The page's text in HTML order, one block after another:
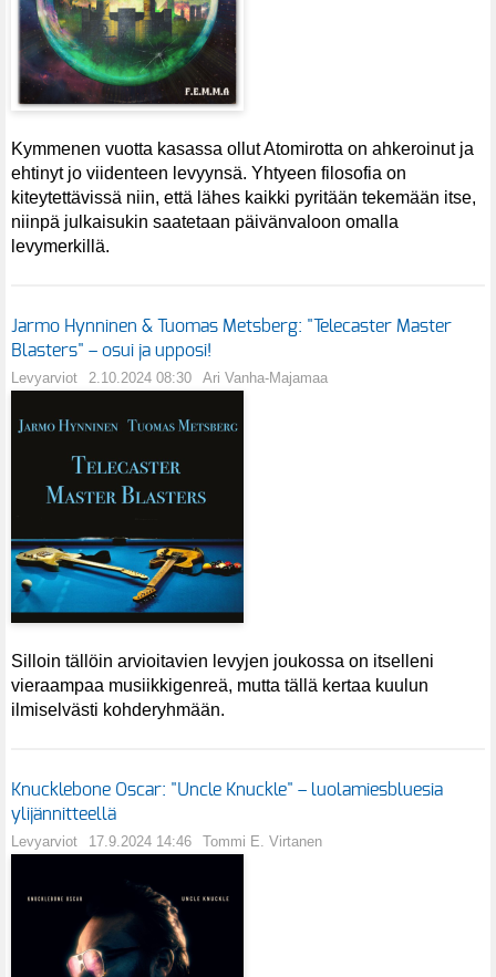
Kymmenen vuotta kasassa ollut Atomirotta on ahkeroinut ja
ehtinyt jo viidenteen levyynsä. Yhtyeen filosofia on
kiteytettävissä niin, että lähes kaikki pyritään tekemään itse,
niinpä julkaisukin saatetaan päivänvaloon omalla
levymerkillä.
Jarmo Hynninen & Tuomas Metsberg: "Telecaster Master
Blasters" – osui ja upposi!
Levyarviot 2.10.2024 08:30 Ari Vanha-Majamaa
Silloin tällöin arvioitavien levyjen joukossa on itselleni
vieraampaa musiikkigenreä, mutta tällä kertaa kuulun
ilmiselvästi kohderyhmään.
Knucklebone Oscar: "Uncle Knuckle" – luolamiesbluesia
ylijännitteellä
Levyarviot 17.9.2024 14:46 Tommi E. Virtanen